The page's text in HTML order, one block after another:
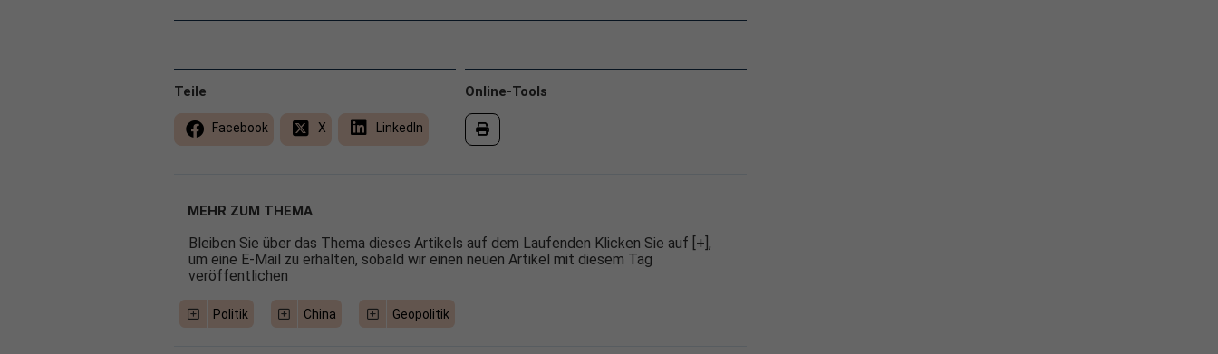
Online-Tools
Teile
Facebook X LinkedIn
MEHR ZUM THEMA
Bleiben Sie über das Thema dieses Artikels auf dem Laufenden Klicken Sie auf [+],
um eine E-Mail zu erhalten, sobald wir einen neuen Artikel mit diesem Tag
veröffentlichen
Politik China Geopolitik